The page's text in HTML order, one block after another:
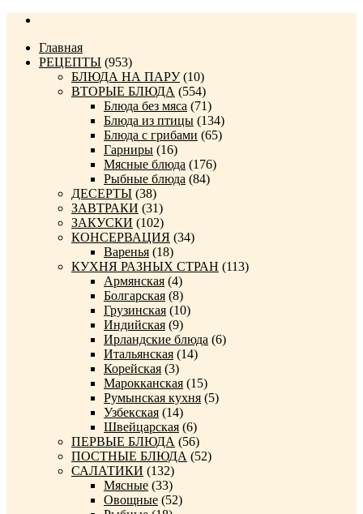
Главная
РЕЦЕПТЫ (953)
БЛЮДА НА ПАРУ(10)
ВТОРЫЕ БЛЮДА (554)
Блюда без мяса (71)
Блюда из птицы (134)
Блюда с грибами (65)
Гарниры (16)
Мясные блюда (176)
Рыбные блюда (84)
ДЕСЕРТЫ (38)
ЗАВТРАКИ (31)
ЗАКУСКИ (102)
КОНСЕРВАЦИЯ (34)
Варенья (18)
КУХНЯ РАЗНЫХ СТРАН (113)
Армянская (4)
Болгарская (8)
Грузинская (10)
Индийская (9)
Ирландские блюда (6)
Итальянская (14)
Корейская (3)
Марокканская (15)
Румынская кухня (5)
Узбекская (14)
Швейцарская (6)
ПЕРВЫЕ БЛЮДА (56)
ПОСТНЫЕ БЛЮДА (52)
САЛАТИКИ (132)
Мясные (33)
Овощные (52)